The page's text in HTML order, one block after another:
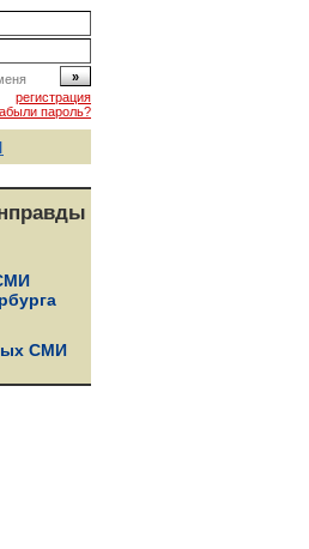
регистрация
пароль?
СМИ